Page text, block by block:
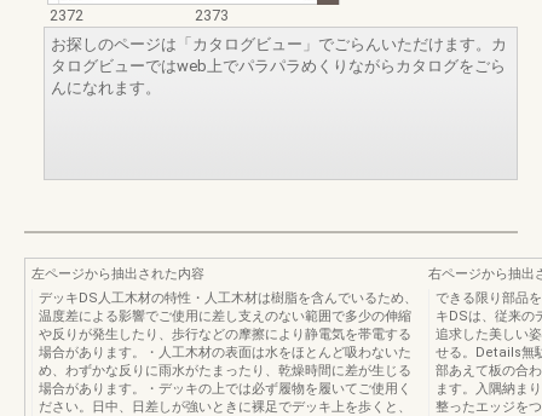
2372
2373
お探しのページは「カタログビュー」でごらんいただけます。カ
タログビューではweb上でパラパラめくりながらカタログをごら
んになれます。
左ページから抽出された内容
デッキDS人工木材の特性・人工木材は樹脂を含んでいるため、
温度差による影響でご使用に差し支えのない範囲で多少の伸縮
や反りが発生したり、歩行などの摩擦により静電気を帯電する
場合があります。・人工木材の表面は水をほとんど吸わないた
め、わずかな反りに雨水がたまったり、乾燥時間に差が生じる
場合があります。・デッキの上では必ず履物を履いてご使用く
ださい。日中、日差しが強いときに裸足でデッキ上を歩くと、
右ページから抽出
できる限り部品
キDSは、従来の
追求した美しい
せる。Details無
部あえて板の合
ます。入隅納ま
整ったエッジを